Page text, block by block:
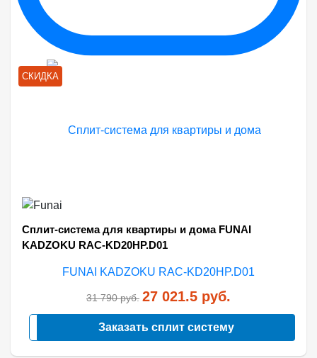
СКИДКА
Сплит-система для квартиры и дома FUNAI
KADZOKU RAC-KD20HP.D01
31 790руб. 27 021.5 руб.
Заказать сплит систему